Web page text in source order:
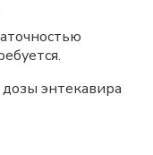
энтекавира